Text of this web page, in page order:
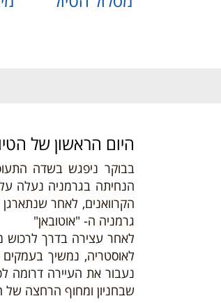
היום הראשון של הטיול
בבוקר ניפגש בשדה
הנחיתה בגרמניה נעלה
הקרוואנים, לאחר
גרמניה ה- "אוטובאן"
לאחר עצירה בדרך לרכוש
לאוסטריה, נמשיך
נעבור את העיירה דרומה
שבחניון ומחוף הרחצה